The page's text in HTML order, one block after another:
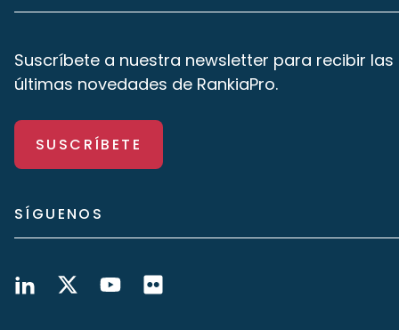
Suscríbete a nuestra newsletter para recibir las
últimas novedades de RankiaPro.
SUSCRÍBETE
SÍGUENOS